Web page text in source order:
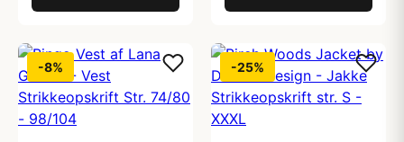
-8% -25%